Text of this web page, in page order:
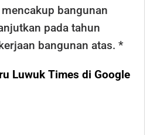
bangunan
pada tahun
bangunan atas. *
Luwuk Times di Google